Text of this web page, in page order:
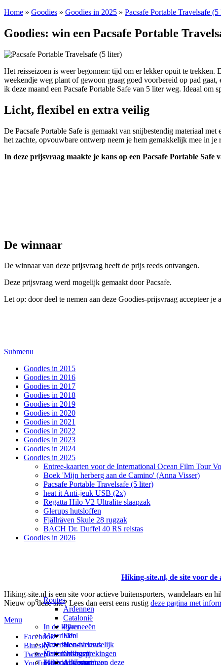
Home » Goodies » Goodies in 2025 » Pacsafe Portable Travelsafe
Goodies: win een Pacsafe Portable
Het reisseizoen is weer begonnen: tijd om er lekker opuit te trekken.
weekendje weg plant of gewoon graag goed voorbereid op pad
ik deze maand een Pacsafe Portable Safe van 5 liter weg. Ideaal
Licht, flexibel en extra veilig
De Pacsafe Portable Safe is gemaakt van snijbestendig materiaal
het zachte, opvouwbare ontwerp neem je hem gemakkelijk mee in
In deze prijsvraag maakte je kans op een Pacsafe Portable
De winnaar
De winnaar van deze prijsvraag heeft de prijs reeds ontvangen.
Deze prijsvraag werd mogelijk gemaakt door Pacsafe.
Let op: door deel te nemen aan deze Goodies-prijsvraag accepteer je
Submenu
Goodies in 2015
Goodies in 2016
Goodies in 2017
Goodies in 2018
Goodies in 2019
Goodies in 2020
Goodies in 2021
Goodies in 2022
Goodies in 2023
Goodies in 2024
Goodies in 2025
Entree-kaarten voor de International Ocean Film Tour
Boek 'Mijn herberg aan de Camino' (Anna Visser)
Pacsafe Portable Travelsafe (5 liter)
heat it Anti-jeuk USB (2x)
Regatta Hilo V2 Ultralite slaapzak
Glerups hutsloffen
Fjällräven Skule 28 rugzak
BACH Dr. Duffel 40 RS reistas
Goodies in 2026
Hiking-site.nl, de site voor de
Hiking-site.nl is een site voor actieve buitensporters, wandelaars en
Nieuw op deze site? Lees dan eerst eens rustig deze pagina met
Menu
Facebook
Bluesky
Twitter
Prikbord (forum)
In de kijker
Materialen
Materialen-nieuws
Materiaal-besprekingen
Materiaal-ervaringen
Routes
Ardennen
Catalonië
Pyreneeën
Eifel
Hondvriendelijk
Bestemmingen
Andorra
Deze site
Over mij
Adverteren op deze